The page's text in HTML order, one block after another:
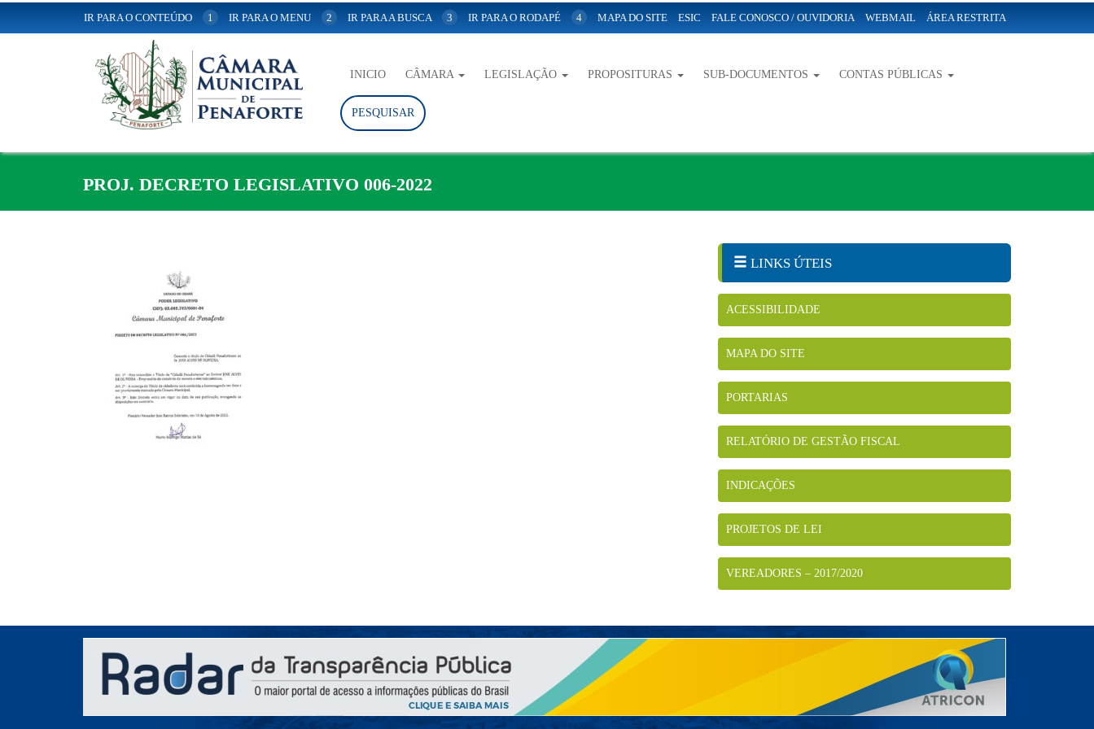
IR PARA O CONTEÚDO 1 IR PARA O MENU 2 IR PARA A BUSCA 3 IR PARA O RODAPÉ 4 MAPA DO SITE ESIC FALE CONOSCO / OUVIDORIA WEBMAIL ÁREA RESTRITA
INICIO CÂMARA LEGISLAÇÃO PROPOSITURAS SUB-DOCUMENTOS CONTAS PÚBLICAS
PESQUISAR
PROJ. DECRETO LEGISLATIVO 006-2022
LINKS ÚTEIS
ACESSIBILIDADE
MAPA DO SITE
PORTARIAS
RELATÓRIO DE GESTÃO FISCAL
INDICAÇÕES
PROJETOS DE LEI
VEREADORES – 2017/2020